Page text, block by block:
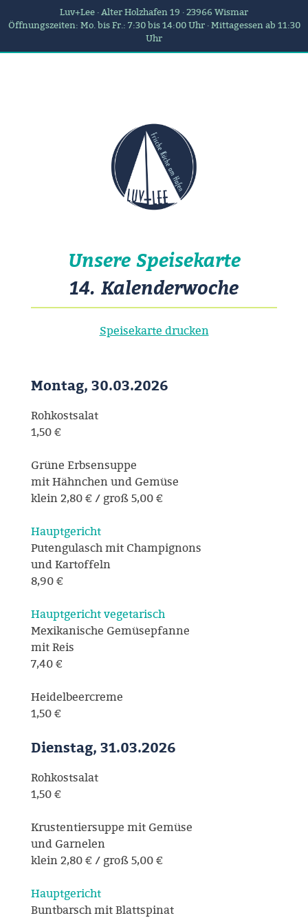
Luv+Lee · Alter Holzhafen 19 · 23966 Wismar
Öffnungszeiten: Mo. bis Fr.: 7:30 bis 14:00 Uhr · Mittagessen ab 11:30
Uhr
Unsere Speisekarte
14. Kalenderwoche
Speisekarte drucken
Montag, 30.03.2026
Rohkostsalat
1,50 €
Grüne Erbsensuppe
mit Hähnchen und Gemüse
klein 2,80 € / groß 5,00 €
Hauptgericht
Putengulasch mit Champignons
und Kartoffeln
8,90 €
Hauptgericht vegetarisch
Mexikanische Gemüsepfanne
mit Reis
7,40 €
Heidelbeercreme
1,50 €
Dienstag, 31.03.2026
Rohkostsalat
1,50 €
Krustentiersuppe mit Gemüse
und Garnelen
klein 2,80 € / groß 5,00 €
Hauptgericht
Buntbarsch mit Blattspinat